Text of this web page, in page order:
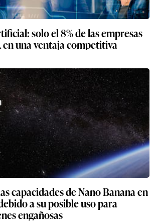
solo el 8% de las empresas
una ventaja competitiva
capacidades de Nano Banana en
a su posible uso para
engañosas